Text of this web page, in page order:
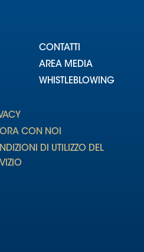
CONTATTI
AREA MEDIA
WHISTLEBLOWING
CON NOI
DI UTILIZZO DEL